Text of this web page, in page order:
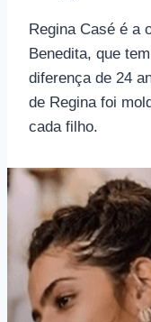
Regina Casé é a
Benedita, que
diferença de 24
de Regina foi
cada filho.